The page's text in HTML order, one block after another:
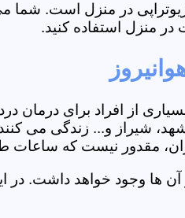
در منزل است.
منزل استفاده کنید.
و بسیاری از افراد برای
شیراز و... زندگی می
مقدور نیست که ساعات
ها وجود خواهد داشت. در